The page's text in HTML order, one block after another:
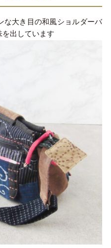
な大き目の和風ショルダーバ
を出しています